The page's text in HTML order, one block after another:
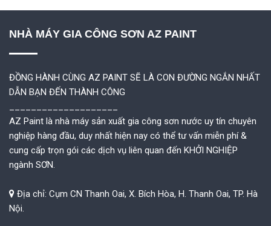
NHÀ MÁY GIA CÔNG SƠN AZ PAINT
ĐỒNG HÀNH CÙNG AZ PAINT SẼ LÀ CON ĐƯỜNG NGẮN NHẤT
DẪN BẠN ĐẾN THÀNH CÔNG
AZ Paint là nhà máy sản xuất gia công sơn nước uy tín chuyên
nghiệp hàng đầu, duy nhất hiện nay có thể tư vấn miễn phí &
cung cấp trọn gói các dịch vụ liên quan đến KHỞI NGHIỆP
ngành SƠN.
Địa chỉ: Cụm CN Thanh Oai, X. Bích Hòa, H. Thanh Oai, TP. Hà
Nội.